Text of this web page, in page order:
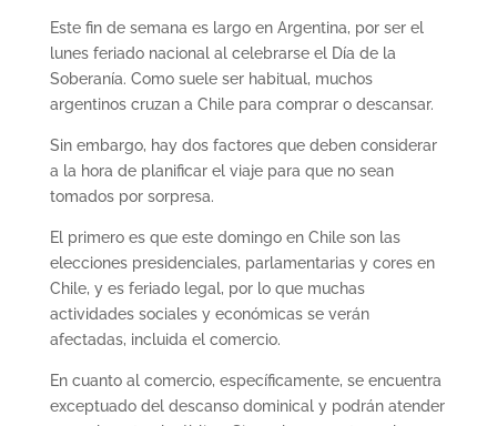
Este fin de semana es largo en Argentina, por ser el
lunes feriado nacional al celebrarse el Día de la
Soberanía. Como suele ser habitual, muchos
argentinos cruzan a Chile para comprar o descansar.
Sin embargo, hay dos factores que deben considerar
a la hora de planificar el viaje para que no sean
tomados por sorpresa.
El primero es que este domingo en Chile son las
elecciones presidenciales, parlamentarias y cores en
Chile, y es feriado legal, por lo que muchas
actividades sociales y económicas se verán
afectadas, incluida el comercio.
En cuanto al comercio, específicamente, se encuentra
exceptuado del descanso dominical y podrán atender